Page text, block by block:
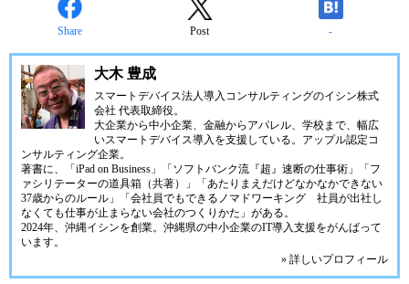
Share Post -
大木 豊成
スマートデバイス法人導入コンサルティングのイシン株式
会社 代表取締役。
大企業から中小企業、金融からアパレル、学校まで、幅広
いスマートデバイス導入を支援している。アップル認定コ
ンサルティング企業。
著書に、「iPad on Business」「ソフトバンク流『超』速断の仕事術」「フ
ァシリテーターの道具箱（共著）」「あたりまえだけどなかなかできない
37歳からのルール」「会社員でもできるノマドワーキング 社員が出社し
なくても仕事が止まらない会社のつくりかた」がある。
2024年、 沖縄イシンを創業。沖縄県の中小企業のIT導入支援をがんばって
います。
» 詳しいプロフィール